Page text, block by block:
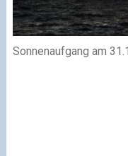
Sonnenaufgang am